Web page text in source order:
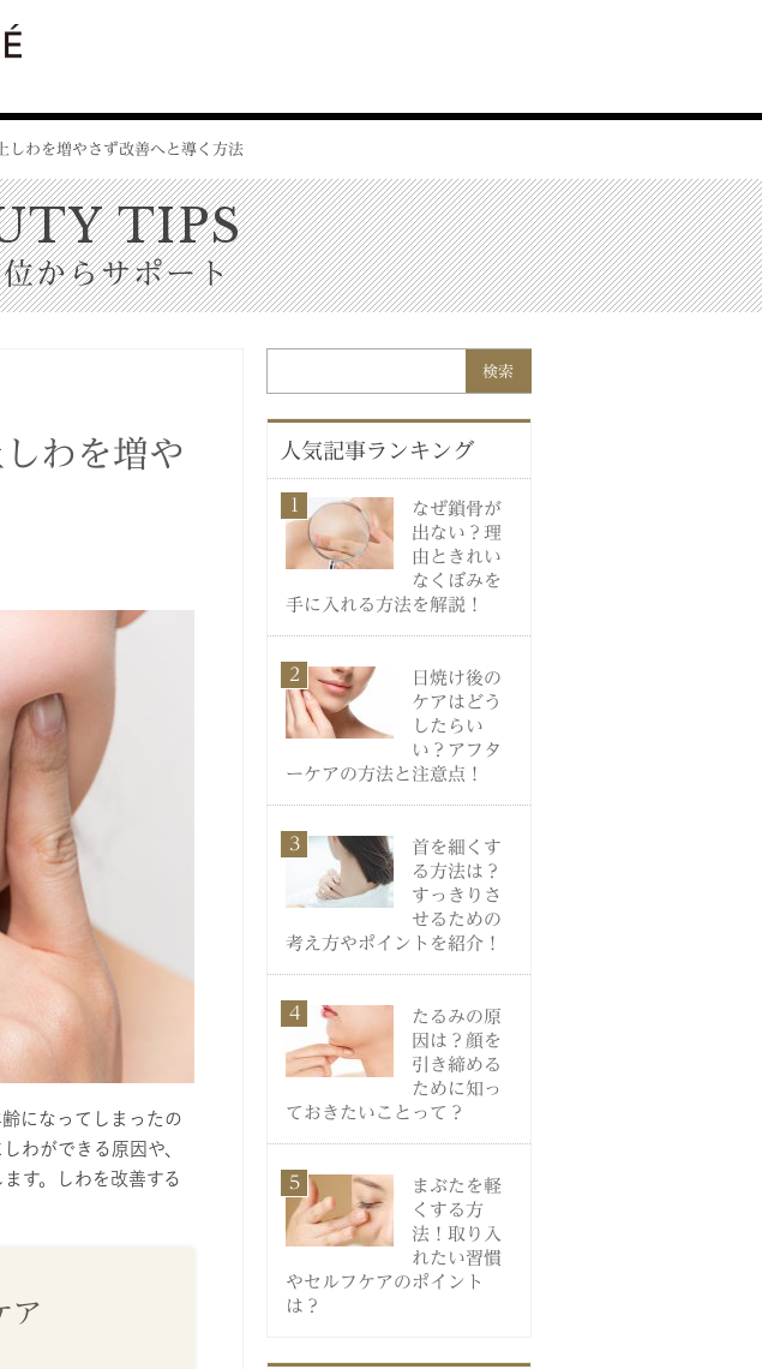
しわを増やさず改善へと導く方法
TIPS
からサポート
わを増や
になってしまったの
わができる原因や、
す。しわを改善する
ア
人気記事ランキング
なぜ鎖骨が
出ない？理
由ときれい
なくぼみを
手に入れる方法を解説！
日焼け後の
ケアはどう
したらい
い？アフタ
ーケアの方法と注意点！
首を細くす
る方法は？
すっきりさ
せるための
考え方やポイントを紹介！
たるみの原
因は？顔を
引き締める
ために知っ
ておきたいことって？
まぶたを軽
くする方
法！取り入
れたい習慣
やセルフケアのポイント
は？